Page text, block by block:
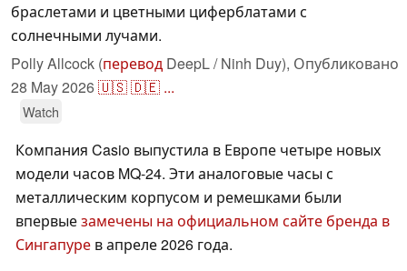
браслетами и цветными циферблатами с
солнечными лучами.
Polly Allcock (перевод DeepL / Ninh Duy), Опубликовано
28 May 2026🇺🇸🇩🇪 ...
Watch
Компания Casio выпустила в Европе четыре новых
модели часов MQ-24. Эти аналоговые часы с
металлическим корпусом и ремешками были
впервыезамечены на официальном сайте бренда в
Сингапуре в апреле 2026 года.